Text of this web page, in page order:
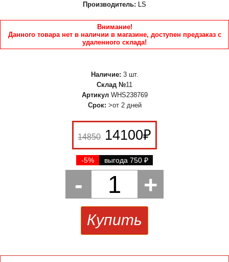
Производитель: LS
Внимание!
Данного товара нет в наличии в магазине, доступен предзаказ с
удаленного склада!
Наличие: 3 шт.
Склад №11
Артикул WHS238769
Срок: >от 2 дней
14850 14100₽
-5% выгода 750 ₽
- 1 +
Купить